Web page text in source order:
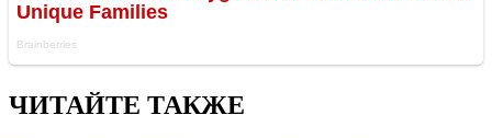
ЧИТАЙТЕ ТАКЖЕ